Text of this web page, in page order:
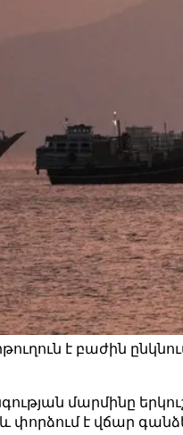
է բաժին
մարմինը
է վճար